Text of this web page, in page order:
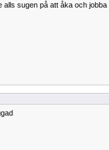
alls sugen på att åka och jobba